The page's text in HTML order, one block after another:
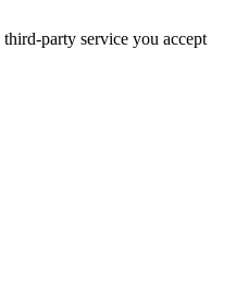
party service you accept